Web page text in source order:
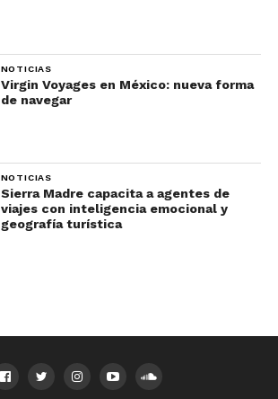
NOTICIAS
Virgin Voyages en México: nueva forma
de navegar
NOTICIAS
Sierra Madre capacita a agentes de
viajes con inteligencia emocional y
geografía turística